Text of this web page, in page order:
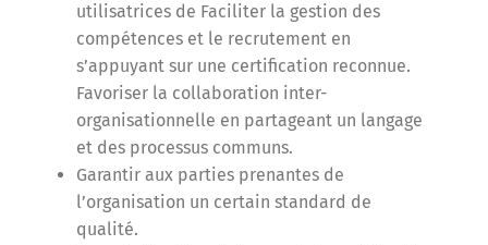
utilisatrices de Faciliter la gestion des
compétences et le recrutement en
s’appuyant sur une certification reconnue.
Favoriser la collaboration inter-
organisationnelle en partageant un langage
et des processus communs.
Garantir aux parties prenantes de
l’organisation un certain standard de
qualité.